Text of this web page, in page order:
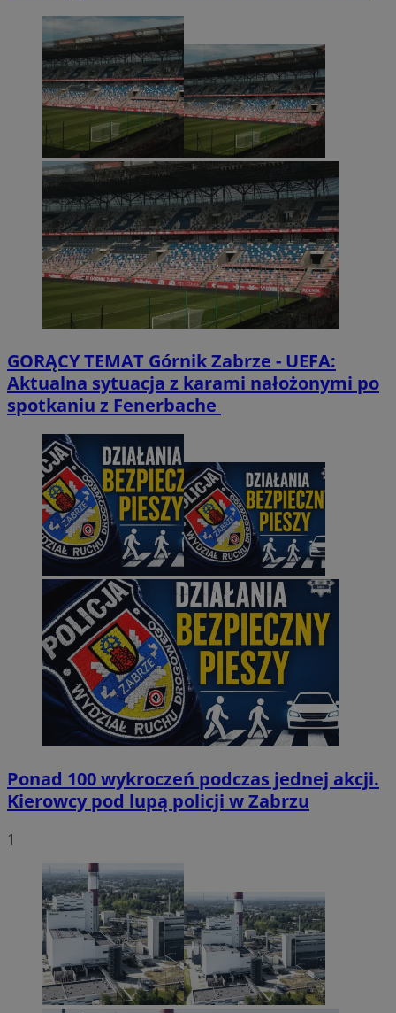
GORĄCY TEMAT Górnik Zabrze - UEFA:
Aktualna sytuacja z karami nałożonymi po
spotkaniu z Fenerbache
Ponad 100 wykroczeń podczas jednej akcji.
Kierowcy pod lupą policji w Zabrzu
1